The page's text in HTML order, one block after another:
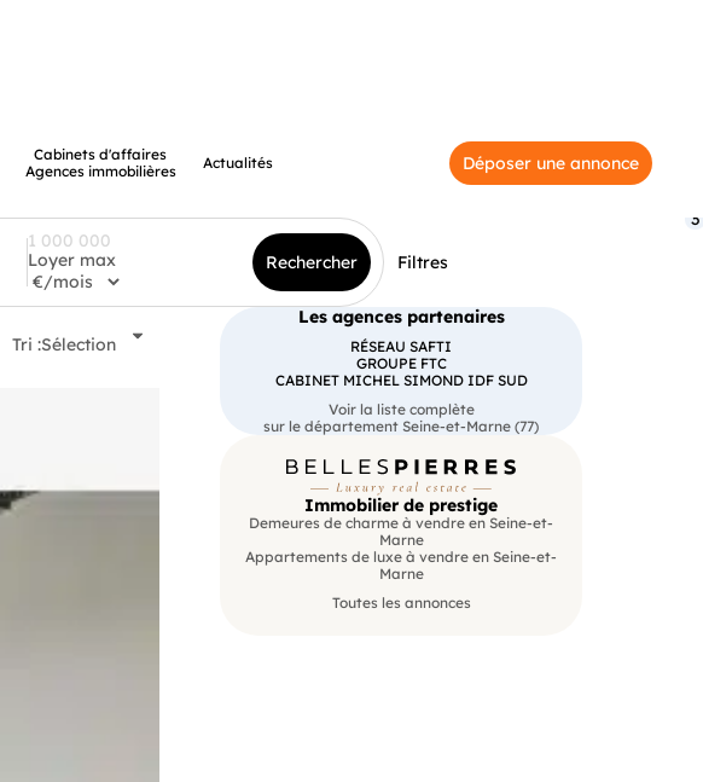
Cabinets d'affaires
Agences immobilières
Actualités Déposer une annonce
Loyer max Rechercher Filtres
3
Tri :Sélection
Les agences partenaires
RÉSEAU SAFTI
GROUPE FTC
CABINET MICHEL SIMOND IDF SUD
Voir la liste complète
sur le département Seine-et-Marne (77)
Immobilier de prestige
Demeures de charme à vendre en Seine-et-
Marne
Appartements de luxe à vendre en Seine-et-
Marne
Toutes les annonces